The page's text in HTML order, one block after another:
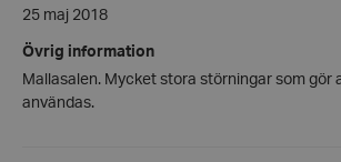
25 maj 2018
Övrig information
Mallasalen. Mycket stora störningar som gör
användas.
wordpress_test_cookie